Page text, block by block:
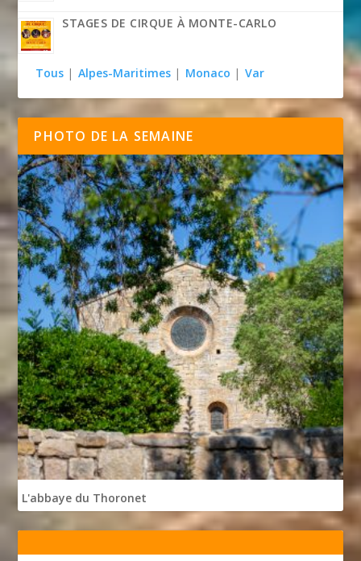
STAGES DE CIRQUE À MONTE-CARLO
Tous | Alpes-Maritimes | Monaco | Var
PHOTO DE LA SEMAINE
L'abbaye du Thoronet